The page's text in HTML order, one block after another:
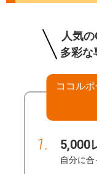
人気
多彩な
ココル
1. 5,000
自分に合